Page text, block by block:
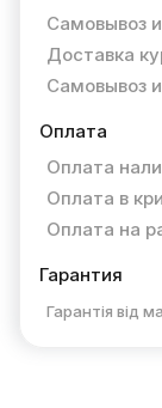
Самовывоз
Доставка
Самовывоз
Оплата
Оплата
Оплата в
Оплата на
Гарантия
Гарантія від